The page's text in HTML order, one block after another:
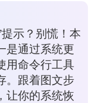
示？别慌！本
是通过系统更
用命令行工具
。跟着图文步
让你的系统恢